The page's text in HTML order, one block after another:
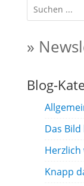
»
Blog-
Das
Knapp